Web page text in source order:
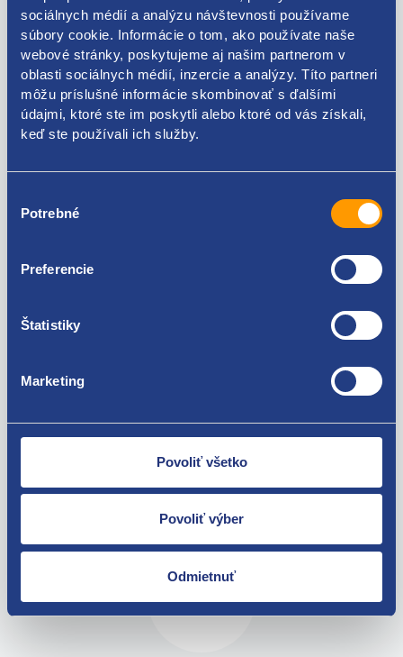
sociálnych médií a analýzu návštevnosti používame
súbory cookie. Informácie o tom, ako používate naše
webové stránky, poskytujeme aj našim partnerom v
oblasti sociálnych médií, inzercie a analýzy. Títo partneri
môžu príslušné informácie skombinovať s ďalšími
údajmi, ktoré ste im poskytli alebo ktoré od vás získali,
keď ste používali ich služby.
súhlasu
Potrebné
Preferencie
Štatistiky
Marketing
Povoliť všetko
Povoliť výber
Odmietnuť
ŠKODA original: 6Y0857701AHCP
Kódy produktov
6Y0857701AHCP
Použiteľné pre vozidlá
Škoda Fabia I 1999-2007
Nie ste spokojní? Vyriešime to!
Tovar môžete vrátiť do 60 dní od